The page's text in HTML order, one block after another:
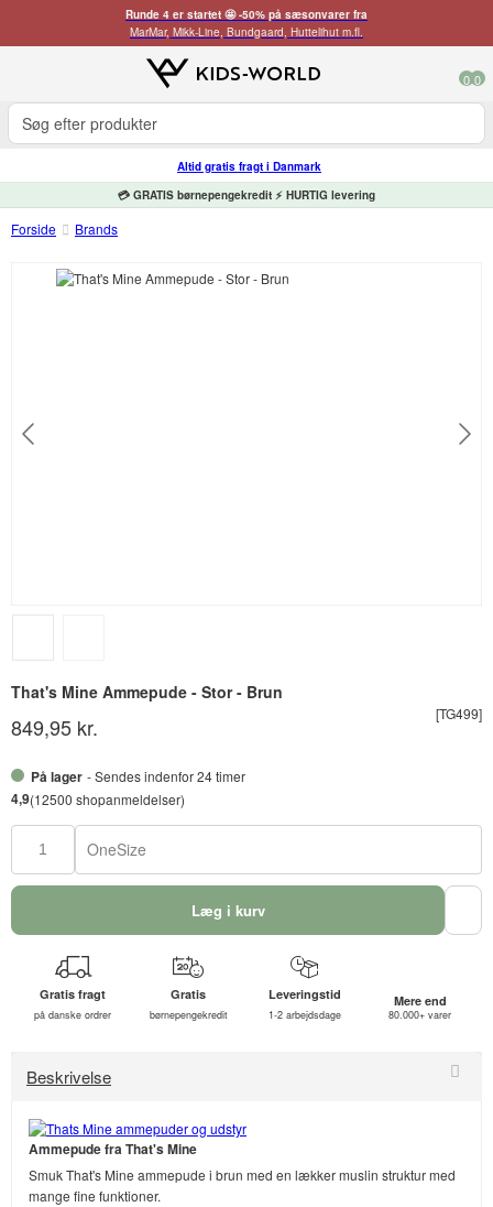
Runde 4 er startet 🤩 -50% på sæsonvarer fra
MarMar, Mikk-Line, Bundgaard, Huttelihut m.fl.
0 0
Altid gratis fragt i Danmark
💳 GRATIS børnepengekredit ⚡ HURTIG levering
Forside Brands
That's Mine Ammepude - Stor - Brun
[TG499]
849,95 kr.
På lager - Sendes indenfor 24 timer
4,9(12500 shopanmeldelser)
OneSize
Læg i kurv
Gratis fragt
på danske ordrer
Gratis
børnepengekredit
Leveringstid
1-2 arbejdsdage
Mere end
80.000+ varer
Beskrivelse
Ammepude fra That's Mine
Smuk That's Mine ammepude i brun med en lækker muslin struktur med
mange fine funktioner.